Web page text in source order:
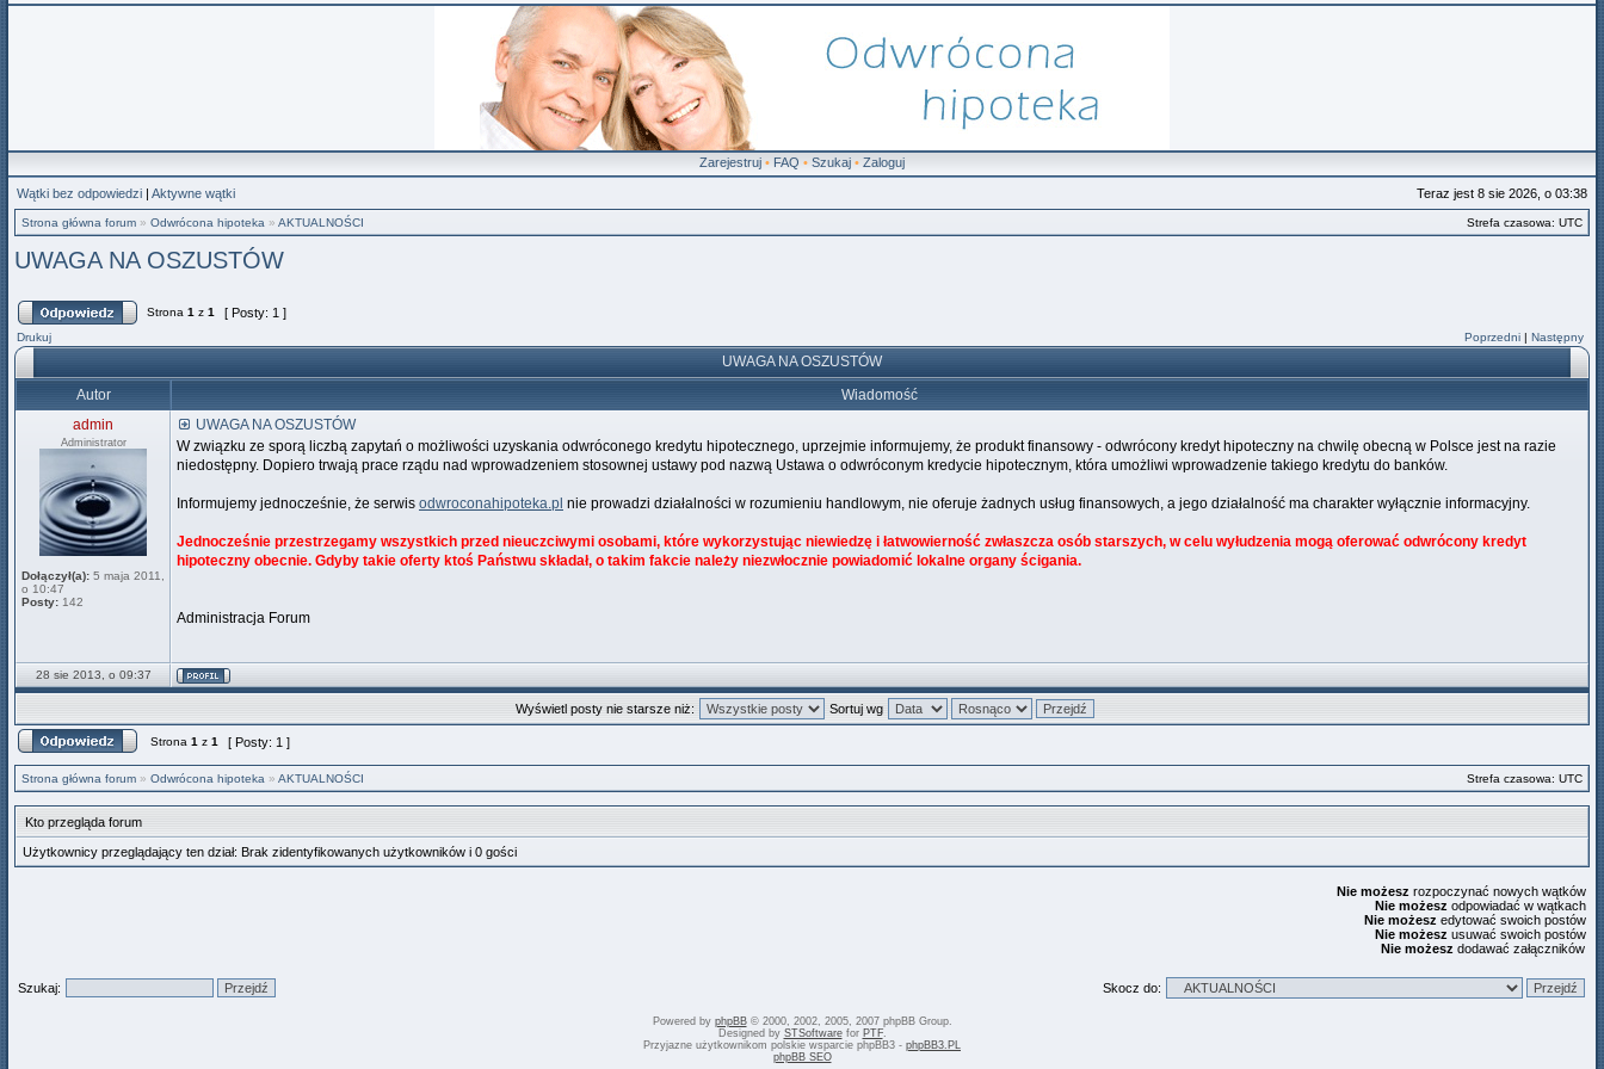
Zarejestruj • FAQ • Szukaj • Zaloguj
Wątki bez odpowiedzi | Aktywne wątki Teraz jest 8 sie 2026, o 03:38
Strona główna forum » Odwrócona hipoteka » AKTUALNOŚCI Strefa czasowa: UTC
UWAGA NA OSZUSTÓW
Strona 1 z 1 [ Posty: 1 ]
Drukuj Poprzedni | Następny
UWAGA NA OSZUSTÓW
Autor
Wiadomość
admin
Administrator
Dołączył(a): 5 maja 2011,
o 10:47
Posty: 142
UWAGA NA OSZUSTÓW
W związku ze sporą liczbą zapytań o możliwości uzyskania odwróconego kredytu hipotecznego, uprzejmie informujemy, że produkt finansowy - odwrócony kredyt hipoteczny na chwilę obecną w Polsce jest na razie
niedostępny. Dopiero trwają prace rządu nad wprowadzeniem stosownej ustawy pod nazwą Ustawa o odwróconym kredycie hipotecznym, która umożliwi wprowadzenie takiego kredytu do banków.
Informujemy jednocześnie, że serwis odwroconahipoteka.pl nie prowadzi działalności w rozumieniu handlowym, nie oferuje żadnych usług finansowych, a jego działalność ma charakter wyłącznie informacyjny.
Jednocześnie przestrzegamy wszystkich przed nieuczciwymi osobami, które wykorzystując niewiedzę i łatwowierność zwłaszcza osób starszych, w celu wyłudzenia mogą oferować odwrócony kredyt
hipoteczny obecnie. Gdyby takie oferty ktoś Państwu składał, o takim fakcie należy niezwłocznie powiadomić lokalne organy ścigania.
Administracja Forum
28 sie 2013, o 09:37
Wyświetl posty nie starsze niż: Sortuj wg
Strona 1 z 1 [ Posty: 1 ]
Strona główna forum » Odwrócona hipoteka » AKTUALNOŚCI Strefa czasowa: UTC
Kto przegląda forum
Użytkownicy przeglądający ten dział: Brak zidentyfikowanych użytkowników i 0 gości
Nie możesz rozpoczynać nowych wątków
Nie możesz odpowiadać w wątkach
Nie możesz edytować swoich postów
Nie możesz usuwać swoich postów
Nie możesz dodawać załączników
Szukaj: Skocz do:
Powered by phpBB© 2000, 2002, 2005, 2007 phpBB Group.
Designed by STSoftwarefor PTF.
Przyjazne użytkownikom polskie wsparcie phpBB3 - phpBB3.PL
phpBB SEO